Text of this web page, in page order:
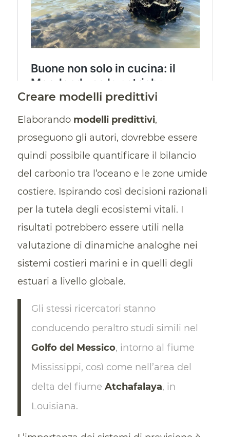
Creare modelli predittivi
Elaborando modelli predittivi,
proseguono gli autori, dovrebbe essere
quindi possibile quantificare il bilancio
del carbonio tra l’oceano e le zone umide
costiere. Ispirando così decisioni razionali
per la tutela degli ecosistemi vitali. I
risultati potrebbero essere utili nella
valutazione di dinamiche analoghe nei
sistemi costieri marini e in quelli degli
estuari a livello globale.
Gli stessi ricercatori stanno
conducendo peraltro studi simili nel
Golfo del Messico, intorno al fiume
Mississippi, così come nell’area del
delta del fiume Atchafalaya, in
Louisiana.